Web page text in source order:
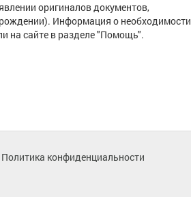
оригиналов документов,
Информация о необходимости
на сайте в разделе "Помощь".
Политика конфиденциальности